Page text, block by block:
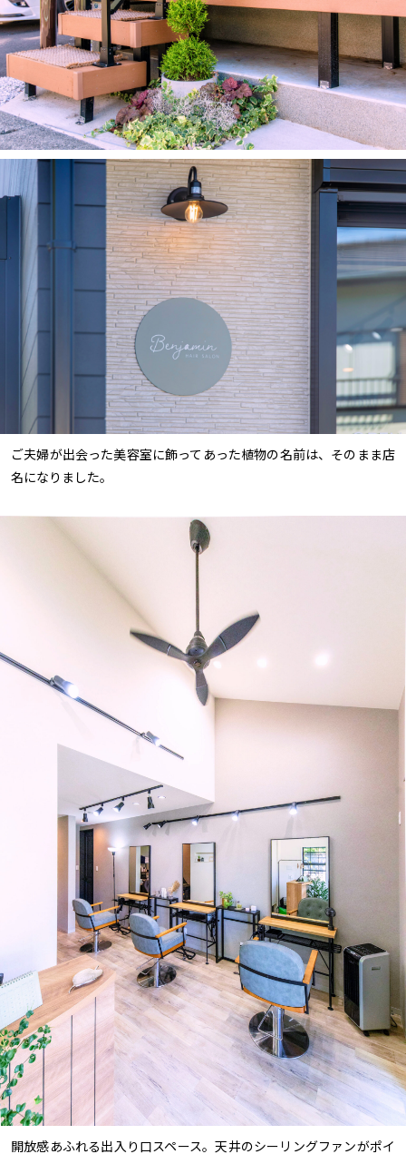
ご夫婦が出会った美容室に飾ってあった植物の名前は、そのまま店
名になりました。
開放感あふれる出入り口スペース。天井のシーリングファンがポイ